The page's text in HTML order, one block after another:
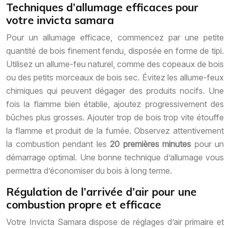
Techniques d’allumage efficaces pour
votre invicta samara
Pour un allumage efficace, commencez par une petite
quantité de bois finement fendu, disposée en forme de tipi.
Utilisez un allume-feu naturel, comme des copeaux de bois
ou des petits morceaux de bois sec. Évitez les allume-feux
chimiques qui peuvent dégager des produits nocifs. Une
fois la flamme bien établie, ajoutez progressivement des
bûches plus grosses. Ajouter trop de bois trop vite étouffe
la flamme et produit de la fumée. Observez attentivement
la combustion pendant les 20 premières minutes pour un
démarrage optimal. Une bonne technique d’allumage vous
permettra d’économiser du bois à long terme.
Régulation de l’arrivée d’air pour une
combustion propre et efficace
Votre Invicta Samara dispose de réglages d’air primaire et